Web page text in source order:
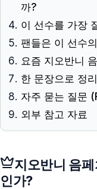
까?
이 선수를 가장
팬들은 이 선수
요즘 지오반니
한 문장으로 정
자주 묻는 질문
외부 참고 자료
지오반니 음
인가?